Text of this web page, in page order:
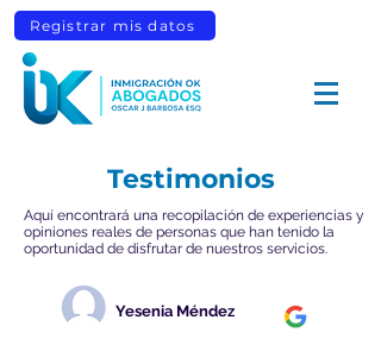
Registrar mis datos
Testimonios
Aquí encontrará una recopilación de experiencias y
opiniones reales de personas que han tenido la
oportunidad de disfrutar de nuestros servicios.
Yesenia Méndez